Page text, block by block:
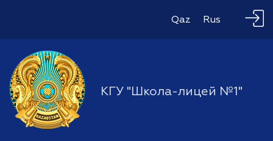
Qaz Rus
КГУ "Школа-лицей №1"